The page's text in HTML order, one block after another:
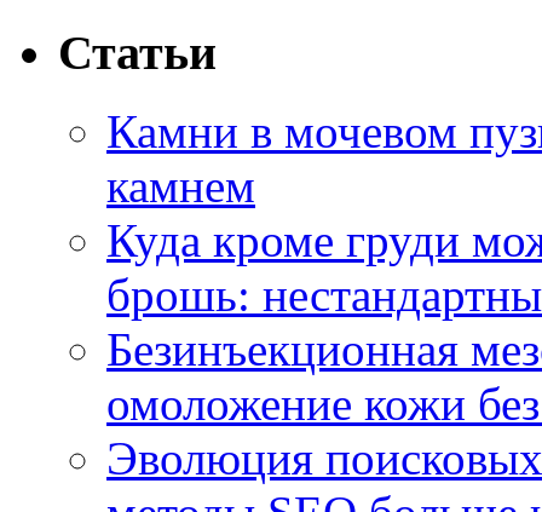
Статьи
Камни в мочевом
камнем
Куда кроме груди
брошь:
Безинъекционная
омоложение кожи
Эволюция